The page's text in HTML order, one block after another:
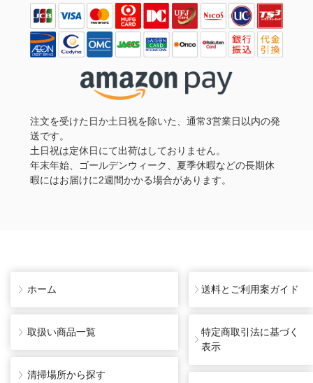
注文を受けた日か土日祝を除いた、通常3営業日以内の発
送です。
土日祝は定休日にて出荷はしておりません。
年末年始、ゴールデンウィーク、夏季休暇などの長期休
暇にはお届けに2週間かかる場合があります。
ホーム
取扱い商品一覧
清掃場所から探す
送料とご利用案ガイド
特定商取引法に基づく
表示